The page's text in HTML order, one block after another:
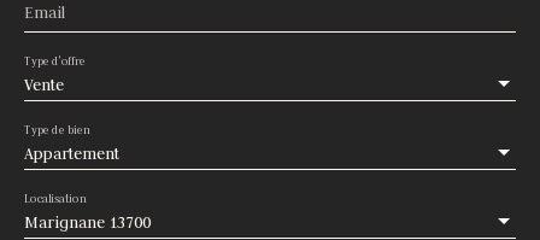
Email
Vente
Type d'offre
Appartement
Type de bien
Marignane 13700
Localisation